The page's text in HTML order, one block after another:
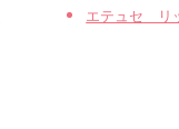
エテュセ リ